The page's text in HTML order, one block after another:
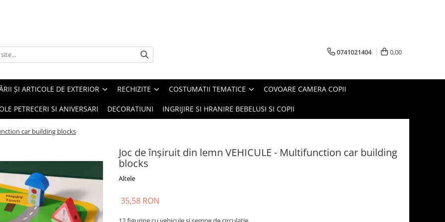
0741021404 0,00
ȘI ARTICOLE DE EXTERIOR RECHIZITE COSTUMATII TEMATICE COVOARE CAMERA COPII
PETRECERI SI ANIVERSARI DECORATIUNI INGRIJIRE SI HRANIRE BEBELUSI SI COPII
car building blocks
Joc de înşiruit din lemn VEHICULE - Multifunction car building
blocks
Altele
35,58 RON